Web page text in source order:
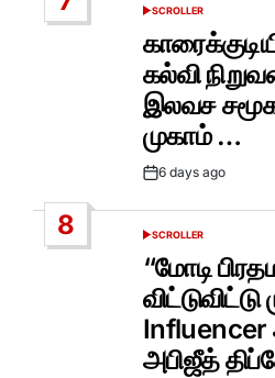
POSTED
SCROLLER
கல்வி
இலவச
முகாம் …
Post6 days ago
8
POSTED
IN
SCROLLER
“மோடி
விட்டுவிட்டு
அபிஜீத்